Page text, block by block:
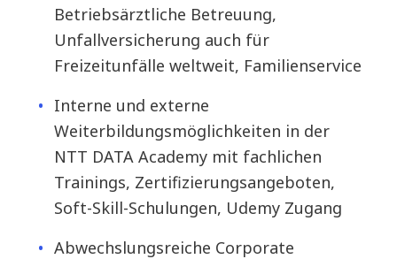
Betriebsärztliche Betreuung,
Unfallversicherung auch für
Freizeitunfälle weltweit, Familienservice
Interne und externe
Weiterbildungsmöglichkeiten in der
NTT DATA Academy mit fachlichen
Trainings, Zertifizierungsangeboten,
Soft-Skill-Schulungen, Udemy Zugang
Abwechslungsreiche Corporate